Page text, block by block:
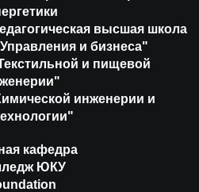
высшая школа
и бизнеса"
и пищевой
инженерии и
кафедра
ЮКУ